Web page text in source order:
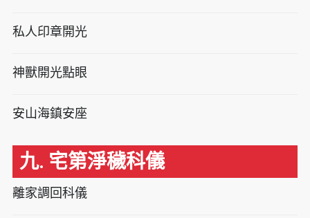
私人印章開光
神獸開光點眼
安山海鎮安座
九. 宅第淨穢科儀
離家調回科儀